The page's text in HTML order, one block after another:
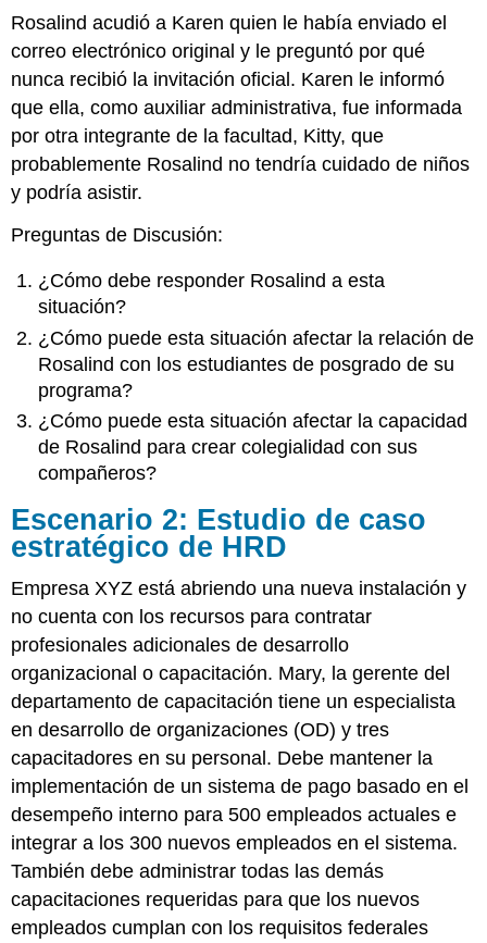
Rosalind acudió a Karen quien le había enviado el
correo electrónico original y le preguntó por qué
nunca recibió la invitación oficial. Karen le informó
que ella, como auxiliar administrativa, fue informada
por otra integrante de la facultad, Kitty, que
probablemente Rosalind no tendría cuidado de niños
y podría asistir.
Preguntas de Discusión:
¿Cómo debe responder Rosalind a esta
situación?
¿Cómo puede esta situación afectar la relación de
Rosalind con los estudiantes de posgrado de su
programa?
¿Cómo puede esta situación afectar la capacidad
de Rosalind para crear colegialidad con sus
compañeros?
Escenario 2: Estudio de caso
estratégico de HRD
Empresa XYZ está abriendo una nueva instalación y
no cuenta con los recursos para contratar
profesionales adicionales de desarrollo
organizacional o capacitación. Mary, la gerente del
departamento de capacitación tiene un especialista
en desarrollo de organizaciones (OD) y tres
capacitadores en su personal. Debe mantener la
implementación de un sistema de pago basado en el
desempeño interno para 500 empleados actuales e
integrar a los 300 nuevos empleados en el sistema.
También debe administrar todas las demás
capacitaciones requeridas para que los nuevos
empleados cumplan con los requisitos federales